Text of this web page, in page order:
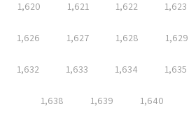
1,620 1,621 1,622 1,623
1,626 1,627 1,628 1,629
1,632 1,633 1,634 1,635
1,638 1,639 1,640